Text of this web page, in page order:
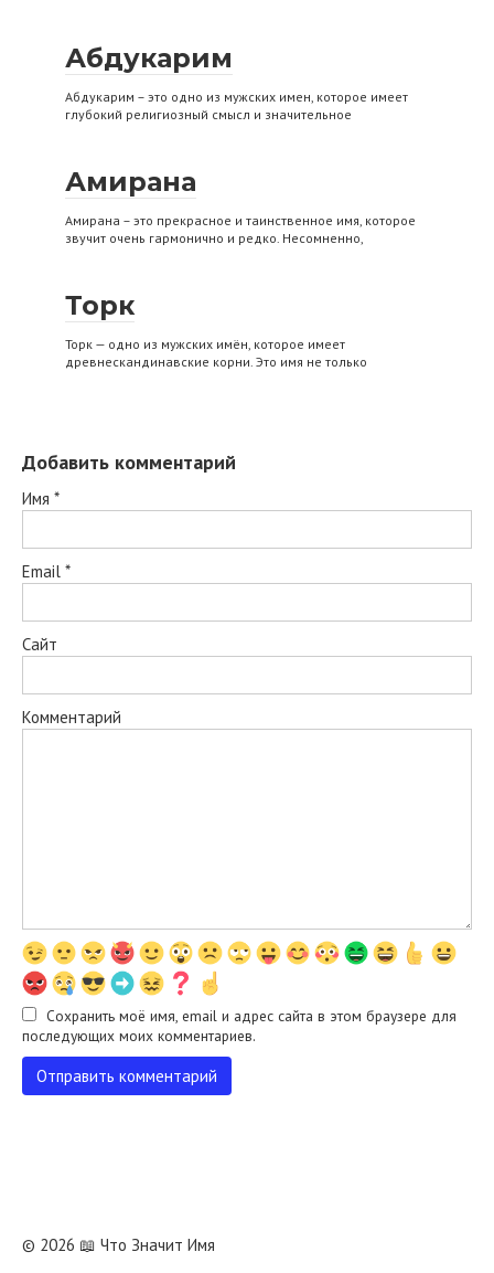
Абдукарим
Абдукарим – это одно из мужских имен, которое имеет
глубокий религиозный смысл и значительное
Амирана
Амирана – это прекрасное и таинственное имя, которое
звучит очень гармонично и редко. Несомненно,
Торк
Торк — одно из мужских имён, которое имеет
древнескандинавские корни. Это имя не только
Добавить комментарий
Имя *
Email *
Сайт
Комментарий
Сохранить моё имя, email и адрес сайта в этом браузере для
последующих моих комментариев.
© 2026 📖 Что Значит Имя